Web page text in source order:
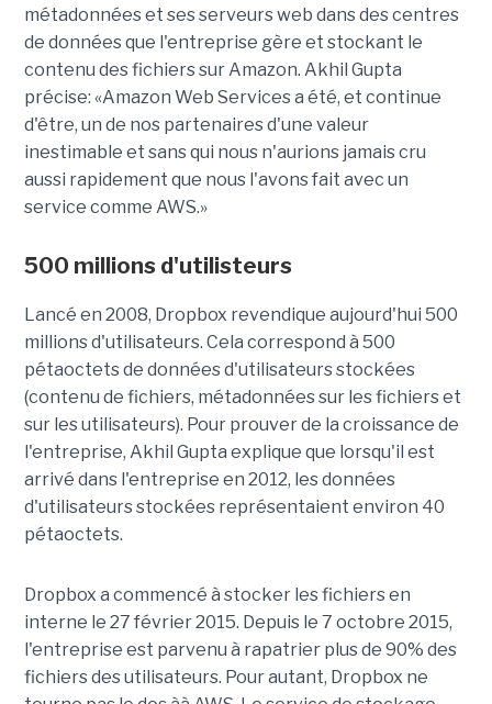
métadonnées et ses serveurs web dans des centres
de données que l'entreprise gère et stockant le
contenu des fichiers sur Amazon. Akhil Gupta
précise: «Amazon Web Services a été, et continue
d'être, un de nos partenaires d'une valeur
inestimable et sans qui nous n'aurions jamais cru
aussi rapidement que nous l'avons fait avec un
service comme AWS.»
500 millions d'utilisteurs
Lancé en 2008, Dropbox revendique aujourd'hui 500
millions d'utilisateurs. Cela correspond à 500
pétaoctets de données d'utilisateurs stockées
(contenu de fichiers, métadonnées sur les fichiers et
sur les utilisateurs). Pour prouver de la croissance de
l'entreprise, Akhil Gupta explique que lorsqu'il est
arrivé dans l'entreprise en 2012, les données
d'utilisateurs stockées représentaient environ 40
pétaoctets.
Dropbox a commencé à stocker les fichiers en
interne le 27 février 2015. Depuis le 7 octobre 2015,
l'entreprise est parvenu à rapatrier plus de 90% des
fichiers des utilisateurs. Pour autant, Dropbox ne